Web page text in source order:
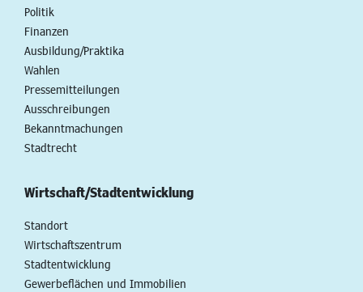
Politik
Finanzen
Ausbildung/Praktika
Wahlen
Pressemitteilungen
Ausschreibungen
Bekanntmachungen
Stadtrecht
Wirtschaft/Stadtentwicklung
Standort
Wirtschaftszentrum
Stadtentwicklung
Gewerbeflächen und Immobilien